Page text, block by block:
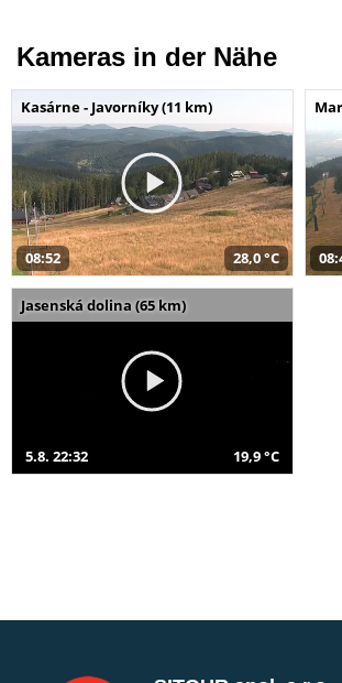
Kameras in der Nähe
Kasárne - Javorníky (11 km)
08:52 28,0 °C
Jasenská dolina (65 km)
5.8. 22:32 19,9 °C